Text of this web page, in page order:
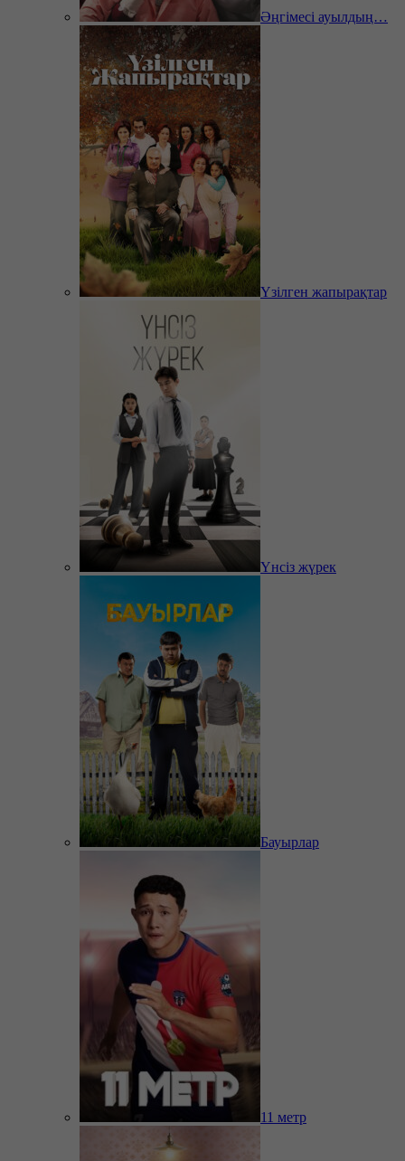
Әңгімесі ауылдың…
Үзілген жапырақтар
Үнсіз жүрек
Бауырлар
11 метр